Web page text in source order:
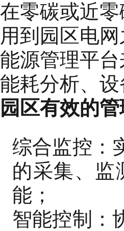
在零碳或近
用到园区电
能源管理平
能耗分析、
园区有效的
综合监控：
的采集、监
能；
智能控制：